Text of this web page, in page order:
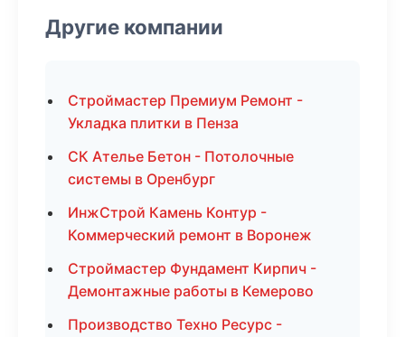
Другие компании
Строймастер Премиум Ремонт -
Укладка плитки в Пенза
СК Ателье Бетон - Потолочные
системы в Оренбург
ИнжСтрой Камень Контур -
Коммерческий ремонт в Воронеж
Строймастер Фундамент Кирпич -
Демонтажные работы в Кемерово
Производство Техно Ресурс -